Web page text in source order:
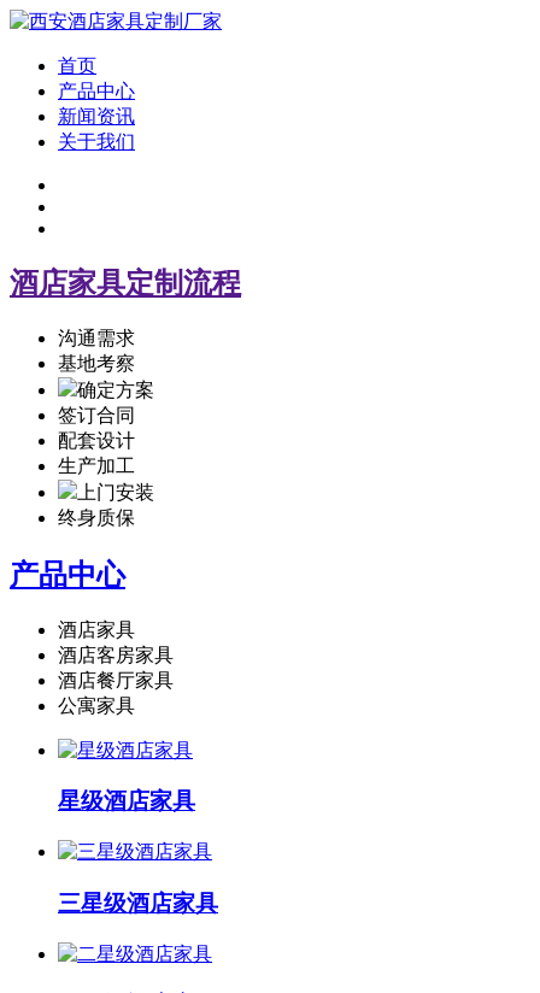
首页
产品中心
新闻资讯
关于我们
酒店家具定制流程
沟通需求
基地考察
确定方案
签订合同
配套设计
生产加工
上门安装
终身质保
产品中心
酒店家具
酒店客房家具
酒店餐厅家具
公寓家具
星级酒店家具
三星级酒店家具